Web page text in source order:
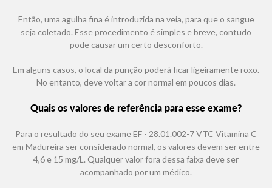
Então, uma agulha fina é introduzida na veia, para que o sangue
seja coletado. Esse procedimento é simples e breve, contudo
pode causar um certo desconforto.
Em alguns casos, o local da punção poderá ficar ligeiramente roxo.
No entanto, deve voltar a cor normal em poucos dias.
Quais os valores de referência para esse exame?
Para o resultado do seu exame EF - 28.01.002-7 VTC Vitamina C
em Madureira ser considerado normal, os valores devem ser entre
4,6 e 15 mg/L. Qualquer valor fora dessa faixa deve ser
acompanhado por um médico.